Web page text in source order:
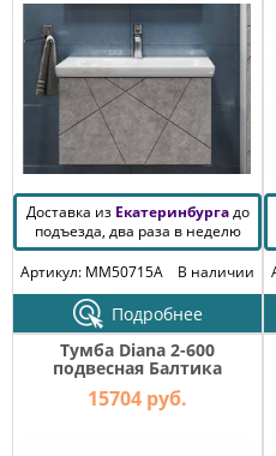
Доставка из Екатеринбургадо
подъезда, два раза в неделю
Артикул: MM50715A
В наличии
Подробнее
Тумба Diana 2-600
подвесная Балтика
15704 руб.